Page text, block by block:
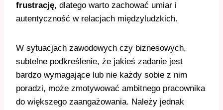
frustrację, dlatego warto zachować umiar i
autentyczność w relacjach międzyludzkich.
W sytuacjach zawodowych czy biznesowych,
subtelne podkreślenie, że jakieś zadanie jest
bardzo wymagające lub nie każdy sobie z nim
poradzi, może zmotywować ambitnego pracownika
do większego zaangażowania. Należy jednak